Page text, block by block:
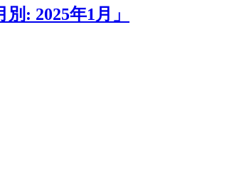
: 2025年1月」